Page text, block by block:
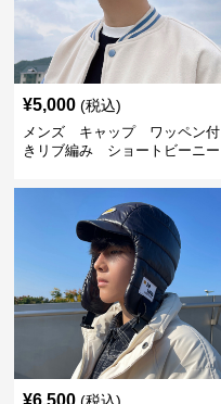
¥5,000 (税込)
メンズ キャップ ワッペン付
きリブ編み ショートビーニー
¥6,500